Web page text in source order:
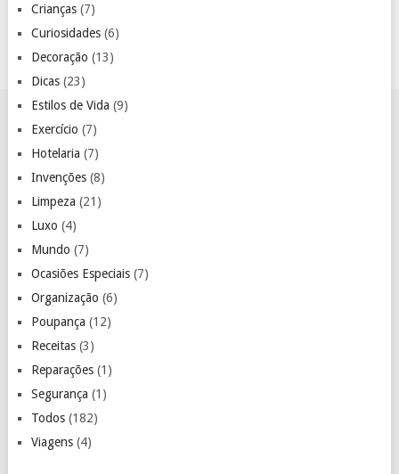
Crianças(7)
Curiosidades(6)
Decoração (13)
Dicas(23)
Estilos de Vida (9)
Exercício (7)
Hotelaria (7)
Invenções(8)
Limpeza (21)
Luxo (4)
Mundo (7)
Ocasiões Especiais(7)
Organização (6)
Poupança (12)
Receitas(3)
Reparações(1)
Segurança (1)
Todos(182)
Viagens(4)